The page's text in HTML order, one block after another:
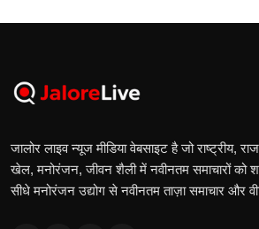
जालोर लाइव न्यूज मीडिया वेबसाइट है जो राष्ट्रीय,
खेल, मनोरंजन, जीवन शैली में नवीनतम समाचारों को
सीधे मनोरंजन उद्योग से नवीनतम ताज़ा समाचार और